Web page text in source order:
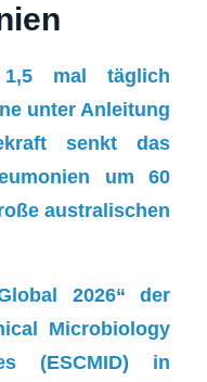
mal täglich
unter Anleitung
senkt das
um 60
australischen
2026“ der
Microbiology
(ESCMID) in